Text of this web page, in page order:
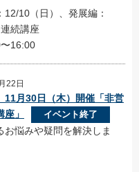
12/10（日）、発展編：
続講座
16:00
22日
11月30日（木）開催「非営
」
イベント終了
お悩みや疑問を解決しま